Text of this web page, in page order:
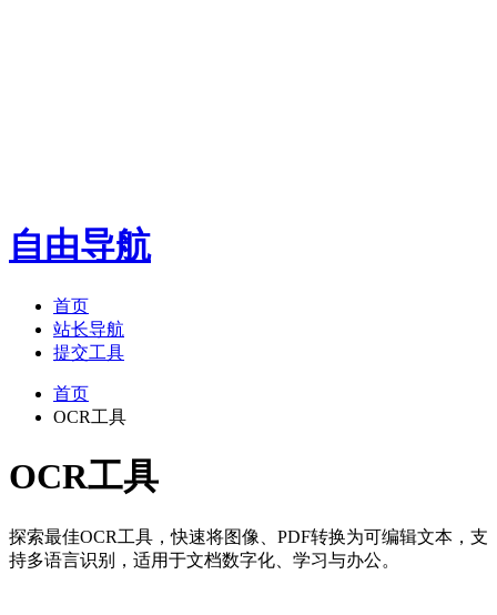
自由导航
首页
站长导航
提交工具
首页
OCR工具
OCR工具
探索最佳OCR工具，快速将图像、PDF转换为可编辑文本，支
持多语言识别，适用于文档数字化、学习与办公。